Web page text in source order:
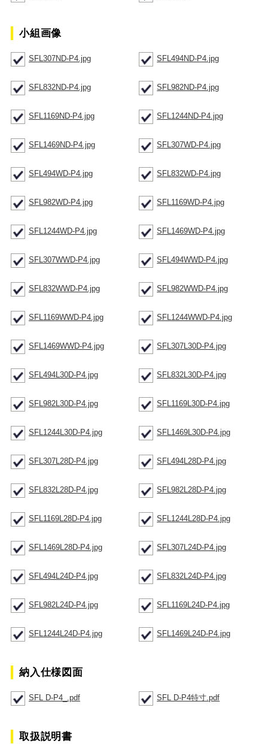
小組画像
SFL307ND-P4.jpg SFL494ND-P4.jpg
SFL832ND-P4.jpg SFL982ND-P4.jpg
SFL1169ND-P4.jpg SFL1244ND-P4.jpg
SFL1469ND-P4.jpg SFL307WD-P4.jpg
SFL494WD-P4.jpg SFL832WD-P4.jpg
SFL982WD-P4.jpg SFL1169WD-P4.jpg
SFL1244WD-P4.jpg SFL1469WD-P4.jpg
SFL307WWD-P4.jpg SFL494WWD-P4.jpg
SFL832WWD-P4.jpg SFL982WWD-P4.jpg
SFL1169WWD-P4.jpg SFL1244WWD-P4.jpg
SFL1469WWD-P4.jpg SFL307L30D-P4.jpg
SFL494L30D-P4.jpg SFL832L30D-P4.jpg
SFL982L30D-P4.jpg SFL1169L30D-P4.jpg
SFL1244L30D-P4.jpg SFL1469L30D-P4.jpg
SFL307L28D-P4.jpg SFL494L28D-P4.jpg
SFL832L28D-P4.jpg SFL982L28D-P4.jpg
SFL1169L28D-P4.jpg SFL1244L28D-P4.jpg
SFL1469L28D-P4.jpg SFL307L24D-P4.jpg
SFL494L24D-P4.jpg SFL832L24D-P4.jpg
SFL982L24D-P4.jpg SFL1169L24D-P4.jpg
SFL1244L24D-P4.jpg SFL1469L24D-P4.jpg
納入仕様図面
SFL D-P4_.pdf SFL D-P4特寸.pdf
取扱説明書